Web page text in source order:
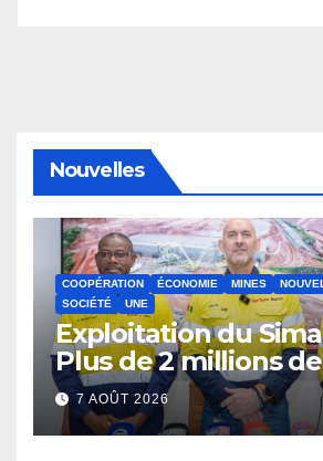
Nouvelles
COOPÉRATION ÉCONOMIE MINES
SOCIÉTÉ
UNE
Exploitation du
Plus de 2 millions
de fer exportées
7 AOÛT 2026